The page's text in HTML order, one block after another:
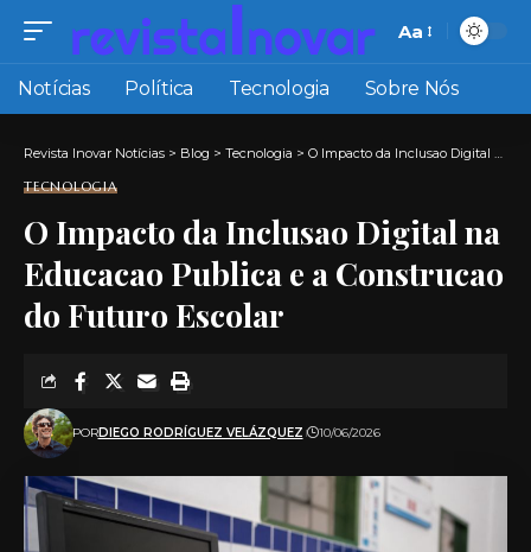
Font
Aa
Notícias Política Tecnologia Sobre Nós
Revista Inovar Notícias > Blog > Tecnologia > O Impacto da Inclusao Digital na Educacao Publica e a Construcao do Futuro Escolar
TECNOLOGIA
O Impacto da Inclusao Digital na
Educacao Publica e a Construcao
do Futuro Escolar
PORDIEGO RODRÍGUEZ VELÁZQUEZ 10/06/2026